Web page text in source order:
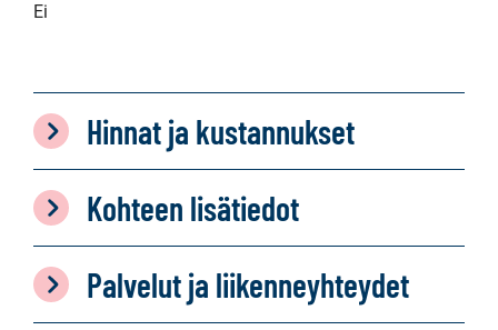
Ei
Hinnat ja kustannukset
Kohteen lisätiedot
Palvelut ja liikenneyhteydet